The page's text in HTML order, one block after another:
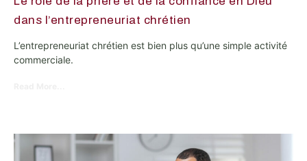
dans l’entrepreneuriat chrétien
L’entrepreneuriat chrétien est bien plus qu’une simple activité
commerciale.